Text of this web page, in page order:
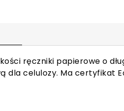
ręczniki papierowe o
dla celulozy. Ma certyfikat